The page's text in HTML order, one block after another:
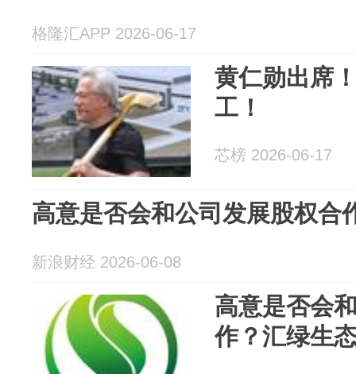
格隆汇APP 2026-06-17
黄仁勋出席
工！
芯榜 2026-06-17
高意是否会和公司发展股权合
新浪财经 2026-06-08
高意是否会
作？汇绿生